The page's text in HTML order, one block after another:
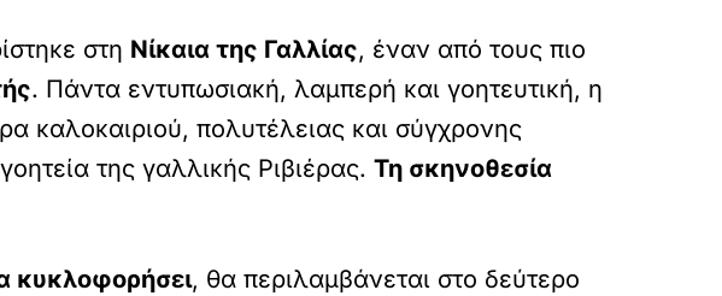
στη Νίκαια της Γαλλίας, έναν από τους πιο
. Πάντα εντυπωσιακή, λαμπερή και γοητευτική, η
καλοκαιριού, πολυτέλειας και σύγχρονης
της γαλλικής Ριβιέρας. Τη σκηνοθεσία
κυκλοφορήσει, θα περιλαμβάνεται στο δεύτερο